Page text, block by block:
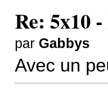
Re: 5x10
par Gabbys
Avec un